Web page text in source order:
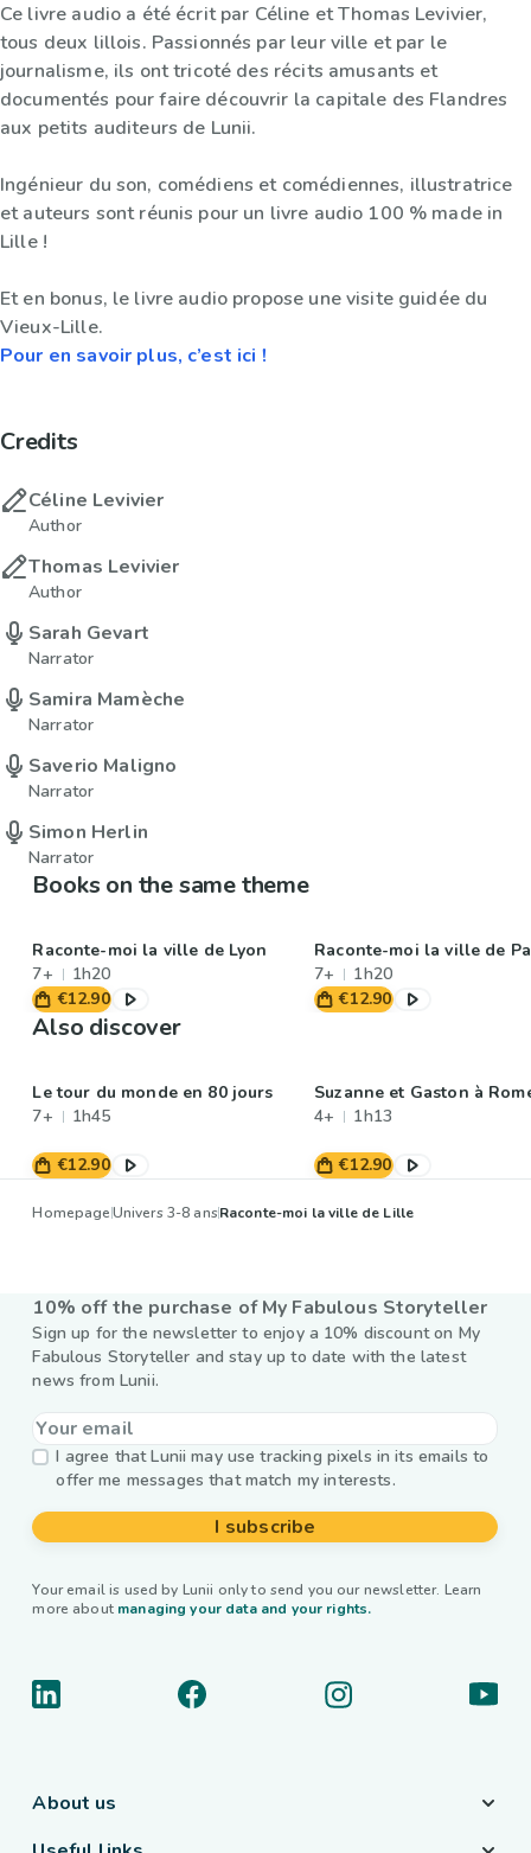
Ce livre audio a été écrit par Céline et Thomas Levivier,
tous deux lillois. Passionnés par leur ville et par le
journalisme, ils ont tricoté des récits amusants et
documentés pour faire découvrir la capitale des Flandres
aux petits auditeurs de Lunii.
Ingénieur du son, comédiens et comédiennes, illustratrice
et auteurs sont réunis pour un livre audio 100 % made in
Lille !
Et en bonus, le livre audio propose une visite guidée du
Vieux-Lille.
Pour en savoir plus, c’est ici !
Credits
Céline Levivier
Author
Thomas Levivier
Author
Sarah Gevart
Narrator
Samira Mamèche
Narrator
Saverio Maligno
Narrator
Simon Herlin
Narrator
Books on the same theme
Raconte-moi la ville de Lyon
7+
1h20
€12.90
Raconte-moi la ville de
7+
1h20
€12.90
Also discover
Le tour du monde en 80 jours
7+
1h45
€12.90
Suzanne et Gaston à
4+
1h13
€12.90
HomepageUnivers 3-8 ansRaconte-moi la ville de Lille
10% off the purchase of My Fabulous Storyteller
Sign up for the newsletter to enjoy a 10% discount on My
Fabulous Storyteller and stay up to date with the latest
news from Lunii.
I agree that Lunii may use tracking pixels in its emails to
offer me messages that match my interests.
I subscribe
Your email is used by Lunii only to send you our newsletter. Learn
more about managing your data and your rights.
About us